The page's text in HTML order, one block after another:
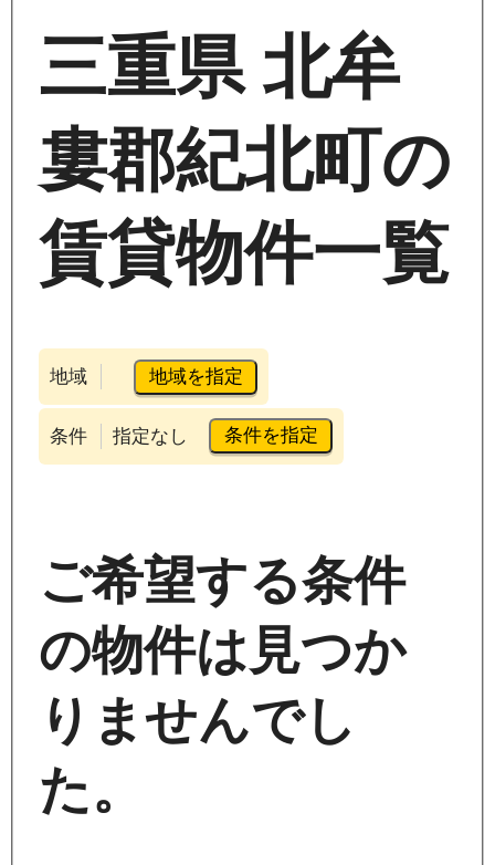
三重県 北牟
婁郡紀北町の
賃貸物件一覧
地域 地域を指定
条件 指定なし 条件を指定
ご希望する条件
の物件は見つか
りませんでし
た。